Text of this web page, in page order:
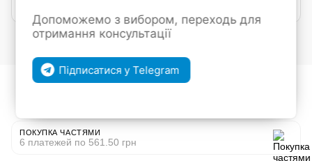
Войтидля отображения накопительной скидки
В избранное
ПОКУПКА ЧАСТЯМИ
6 платежей по 561.50 грн
Допоможемо з вибором, переходь для
отримання консультації
Підписатися у Telegram